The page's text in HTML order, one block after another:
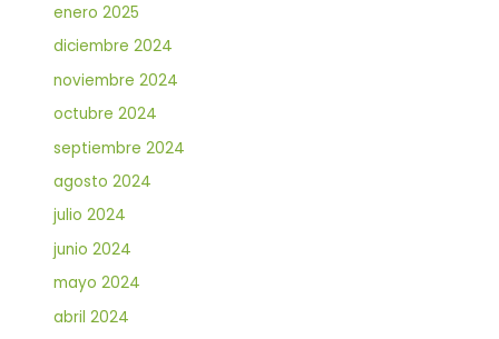
enero 2025
diciembre 2024
noviembre 2024
octubre 2024
septiembre 2024
agosto 2024
julio 2024
junio 2024
mayo 2024
abril 2024